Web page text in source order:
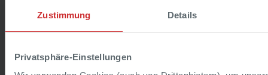
Zustimmung Details
Privatsphäre-Einstellungen